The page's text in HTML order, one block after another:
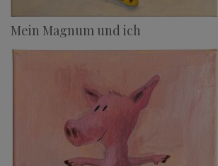
Mein Magnum und ich